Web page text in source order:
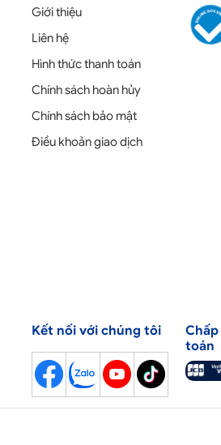
Giới thiệu
Liên hệ
Hình thức thanh toán
Chính sách hoàn hủy
Chính sách bảo mật
Điều khoản giao dịch
Kết nối với chúng tôi
toán